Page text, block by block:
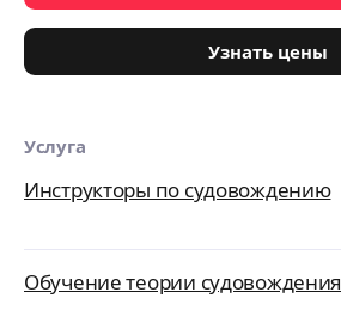
Узнать цены
Услуга
Инструкторы по судовождению
Обучение теории судовождения